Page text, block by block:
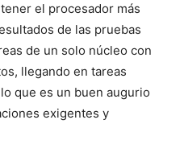
el procesador más
de las pruebas
de un solo núcleo con
llegando en tareas
que es un buen augurio
exigentes y